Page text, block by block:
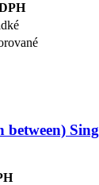
between) Sing